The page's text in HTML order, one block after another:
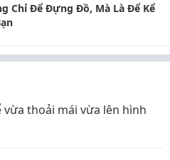
Chỉ Để Đựng Đồ, Mà Là Để Kể
thoải mái vừa lên hình